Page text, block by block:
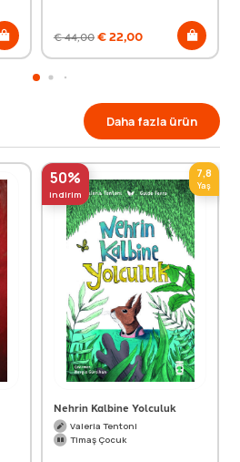
€44,00€22,00
Daha fazla ürün
50%
indirim
7,8
Yaş
Nehrin Kalbine Yolculuk
Valeria Tentoni
Timaş Çocuk